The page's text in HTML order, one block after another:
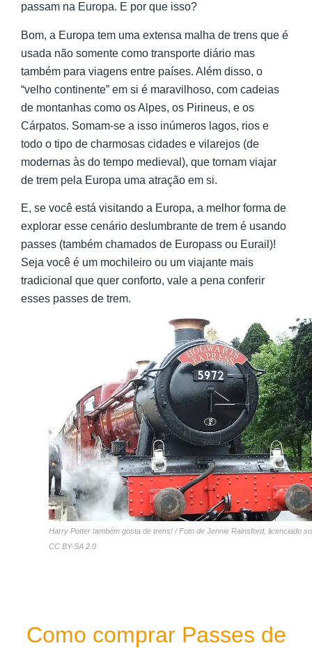
passam na Europa. E por que isso?
Bom, a Europa tem uma extensa malha de trens que é
usada não somente como transporte diário mas
também para viagens entre países. Além disso, o
“velho continente” em si é maravilhoso, com cadeias
de montanhas como os Alpes, os Pirineus, e os
Cárpatos. Somam-se a isso inúmeros lagos, rios e
todo o tipo de charmosas cidades e vilarejos (de
modernas às do tempo medieval), que tornam viajar
de trem pela Europa uma atração em si.
E, se você está visitando a Europa, a melhor forma de
explorar esse cenário deslumbrante de trem é usando
passes (também chamados de Europass ou Eurail)!
Seja você é um mochileiro ou um viajante mais
tradicional que quer conforto, vale a pena conferir
esses passes de trem.
Harry Potter também gosta de trens! / Foto de Jennie Rainsford, licenciado
CC BY-SA 2.0
Como comprar Passes de